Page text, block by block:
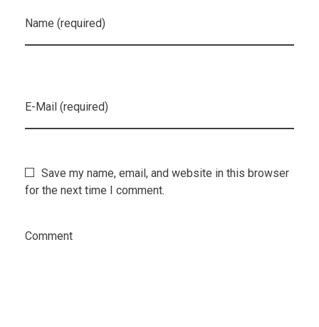
Name (required)
E-Mail (required)
Save my name, email, and website in this browser
for the next time I comment.
Comment